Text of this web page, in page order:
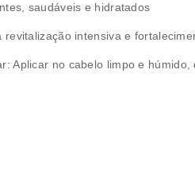
saudáveis e hidratados
revitalização intensiva e
Aplicar no cabelo limpo e